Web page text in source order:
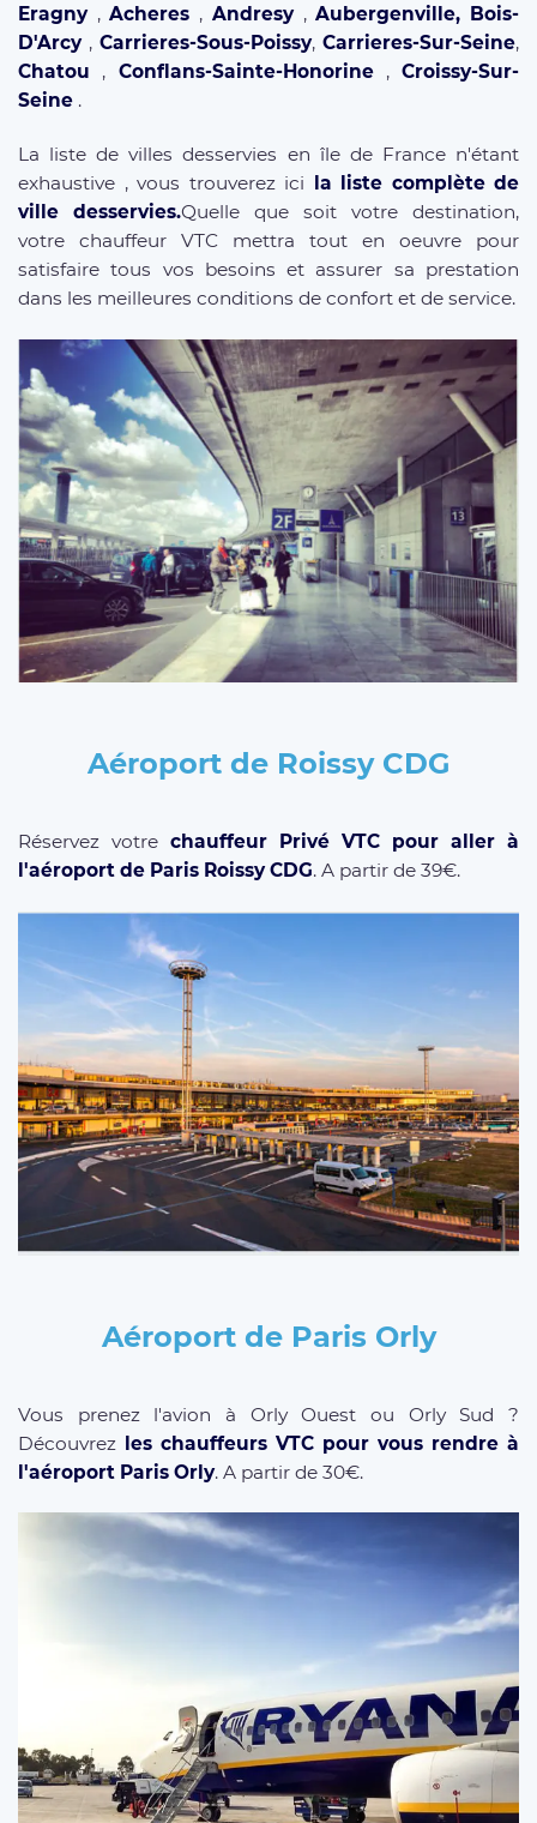
Eragny ,Acheres , Andresy ,Aubergenville, Bois-
D'Arcy , Carrieres-Sous-Poissy, Carrieres-Sur-Seine,
Chatou , Conflans-Sainte-Honorine , Croissy-Sur-
Seine .
La liste de villes desservies en île de France n'étant
exhaustive , vous trouverez ici la liste complète de
ville desservies.Quelle que soit votre destination,
votre chauffeur VTC mettra tout en oeuvre pour
satisfaire tous vos besoins et assurer sa prestation
dans les meilleures conditions de confort et de service.
Aéroport de Roissy CDG
Réservez votre chauffeur Privé VTC pour aller à
l'aéroport de Paris Roissy CDG. A partir de 39€.
Aéroport de Paris Orly
Vous prenez l'avion à Orly Ouest ou Orly Sud ?
Découvrez les chauffeurs VTC pour vous rendre à
l'aéroport Paris Orly. A partir de 30€.